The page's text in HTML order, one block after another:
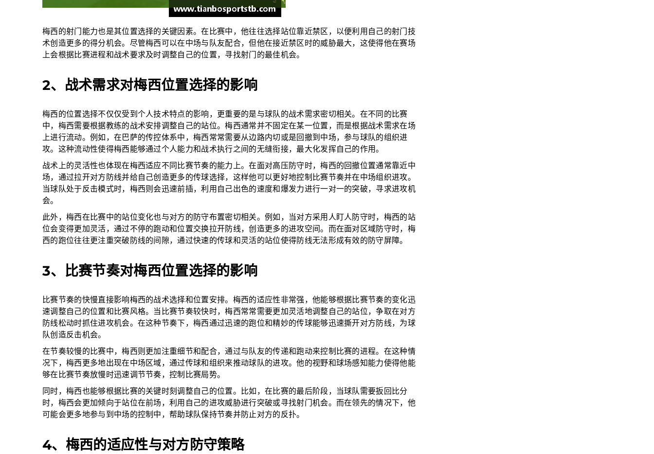
梅西的射门能力也是其位置选择的关键因素。在比赛中，他往往选择站位靠近禁区，以便利用自己的射门技
术创造更多的得分机会。尽管梅西可以在中场与队友配合，但他在接近禁区时的威胁最大，这使得他在赛场
上会根据比赛进程和战术要求及时调整自己的位置，寻找射门的最佳机会。
2、战术需求对梅西位置选择的影响
梅西的位置选择不仅仅受到个人技术特点的影响，更重要的是与球队的战术需求密切相关。在不同的比赛
中，梅西需要根据教练的战术安排调整自己的站位。梅西通常并不固定在某一位置，而是根据战术需求在场
上进行流动。例如，在巴萨的传控体系中，梅西常常需要从边路内切或是回撤到中场，参与球队的组织进
攻。这种流动性使得梅西能够通过个人能力和战术执行之间的无缝衔接，最大化发挥自己的作用。
战术上的灵活性也体现在梅西适应不同比赛节奏的能力上。在面对高压防守时，梅西的回撤位置通常靠近中
场，通过拉开对方防线并给自己创造更多的传球选择，这样他可以更好地控制比赛节奏并在中场组织进攻。
当球队处于反击模式时，梅西则会迅速前插，利用自己出色的速度和爆发力进行一对一的突破，寻求进攻机
会。
此外，梅西在比赛中的站位变化也与对方的防守布置密切相关。例如，当对方采用人盯人防守时，梅西的站
位会变得更加灵活，通过不停的跑动和位置交换拉开防线，创造更多的进攻空间。而在面对区域防守时，梅
西的跑位往往更注重突破防线的间隙，通过快速的传球和灵活的站位使得防线无法形成有效的防守屏障。
3、比赛节奏对梅西位置选择的影响
比赛节奏的快慢直接影响梅西的战术选择和位置安排。梅西的适应性非常强，他能够根据比赛节奏的变化迅
速调整自己的位置和比赛风格。当比赛节奏较快时，梅西常常需要更加灵活地调整自己的站位，争取在对方
防线松动时抓住进攻机会。在这种节奏下，梅西通过迅速的跑位和精妙的传球能够迅速撕开对方防线，为球
队创造反击机会。
在节奏较慢的比赛中，梅西则更加注重细节和配合，通过与队友的传递和跑动来控制比赛的进程。在这种情
况下，梅西更多地出现在中场区域，通过传球和组织来推动球队的进攻。他的视野和球场感知能力使得他能
够在比赛节奏放慢时迅速调节节奏，控制比赛局势。
同时，梅西也能够根据比赛的关键时刻调整自己的位置。比如，在比赛的最后阶段，当球队需要扳回比分
时，梅西会更加倾向于站位在前场，利用自己的进攻威胁进行突破或寻找射门机会。而在领先的情况下，他
可能会更多地参与到中场的控制中，帮助球队保持节奏并防止对方的反扑。
4、梅西的适应性与对方防守策略